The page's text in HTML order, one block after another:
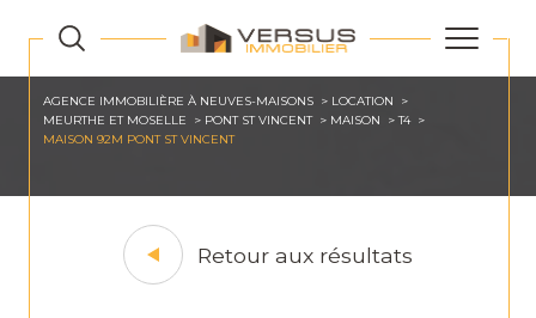
AGENCE IMMOBILIÈRE À NEUVES-MAISONS
LOCATION
MEURTHE ET MOSELLE
PONT ST VINCENT MAISON
T4
MAISON 92M PONT ST VINCENT
Retour aux résultats